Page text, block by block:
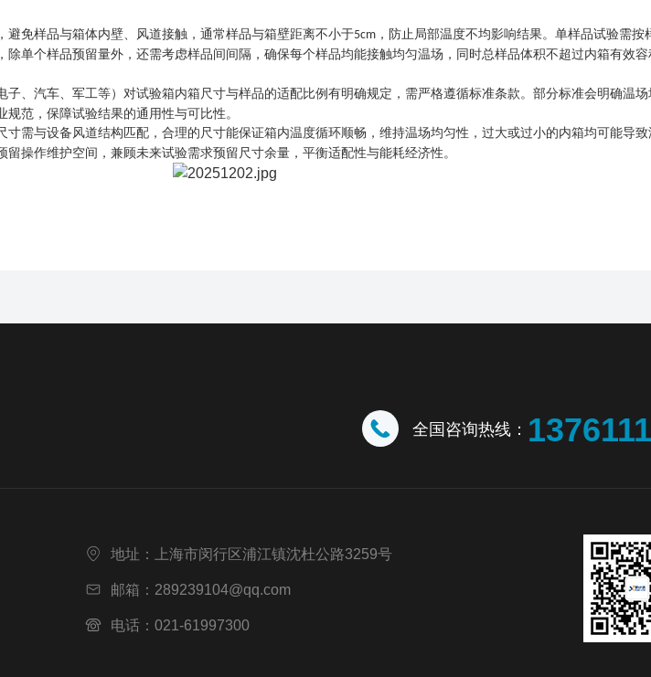
避免样品与箱体内壁、风道接触，通常样品与箱壁距离不小于5cm ，防止局部温度不均影响结果。单样品试验需按
除单个样品预留量外，还需考虑样品间间隔，确保每个样品均能接触均匀温场，同时总样品体积不超过内箱有效容
子、汽车、军工等）对试验箱内箱尺寸与样品的适配比例有明确规定，需严格遵循标准条款。部分标准会明确温
范，保障试验结果的通用性与可比性。
寸需与设备风道结构匹配，合理的尺寸能保证箱内温度循环顺畅，维持温场均匀性，过大或过小的内箱均可能导
操作维护空间，兼顾未来试验需求预留尺寸余量，平衡适配性与能耗经济性。
全国咨询热线：
地址：上海市闵行区浦江镇沈杜公路3259号
邮箱：289239104@qq.com
电话：021-61997300